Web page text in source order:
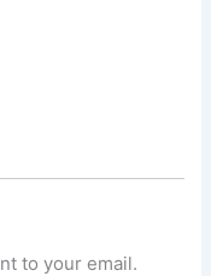
to your email.